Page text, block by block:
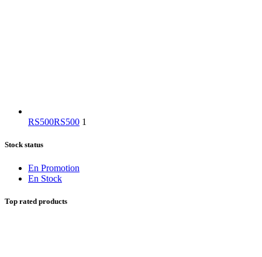
RS500RS500 1
Stock status
En Promotion
En Stock
Top rated products